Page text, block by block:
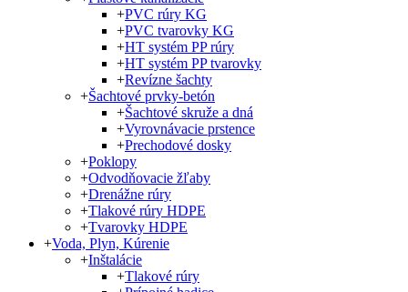
+PVC rúry KG
+PVC tvarovky KG
+HT systém PP rúry
+HT systém PP tvarovky
+Revízne šachty
+Šachtové prvky-betón
+Šachtové skruže a dná
+Vyrovnávacie prstence
+Prechodové dosky
+Poklopy
+Odvodňovacie žľaby
+Drenážne rúry
+Tlakové rúry HDPE
+Tvarovky HDPE
+Voda, Plyn, Kúrenie
+Inštalácie
+Tlakové rúry